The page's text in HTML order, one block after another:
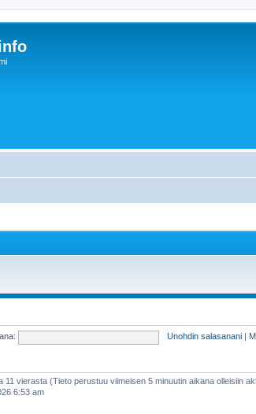
Unohdin salasanani
vierasta (Tieto perustuu viimeisen 5 minuutin aikana olleisiin
6:53 am